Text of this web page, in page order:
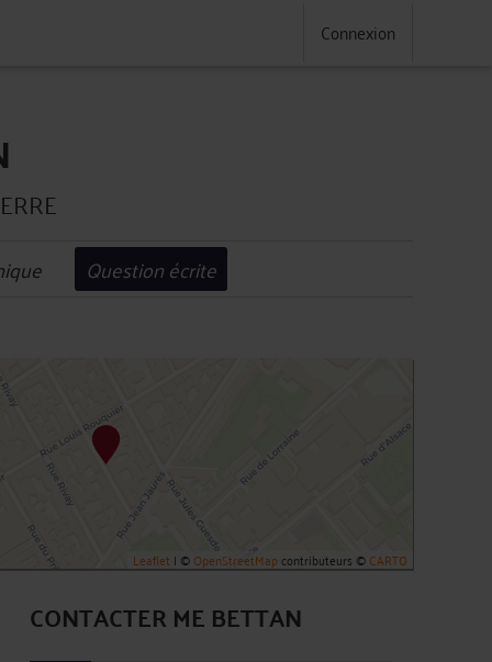
Connexion
Question écrite
Leaflet | ©OpenStreetMapcontributeurs ©CARTO
CONTACTER ME BETTAN